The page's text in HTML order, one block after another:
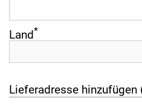
Land*
Lieferadresse